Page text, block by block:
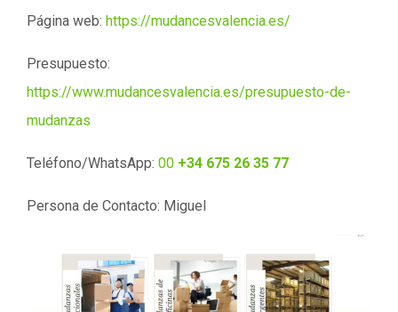
Página web: https://mudancesvalencia.es/
Presupuesto:
https://www.mudancesvalencia.es/presupuesto-de-
mudanzas
Teléfono/WhatsApp: 00 +34 675 26 35 77
Persona de Contacto: Miguel